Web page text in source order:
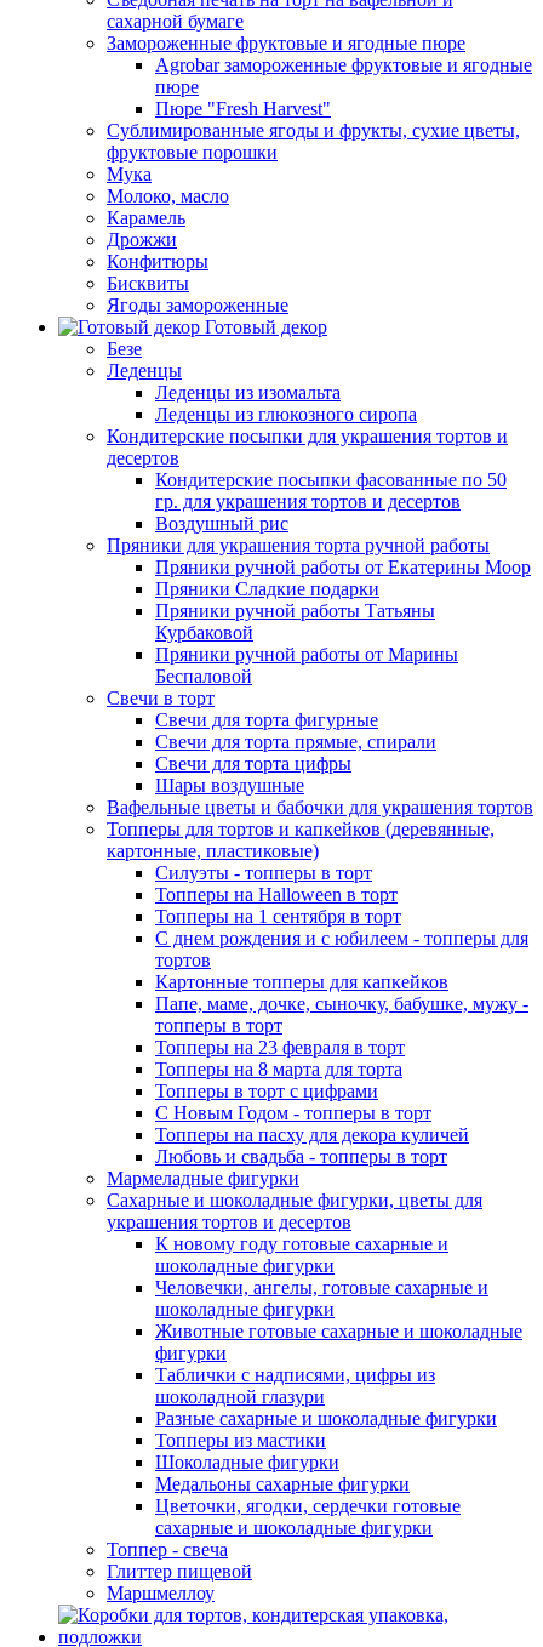
сахарной бумаге
Замороженные фруктовые и ягодные пюре
Agrobar замороженные фруктовые и ягодные
пюре
Пюре "Fresh Harvest"
Сублимированные ягоды и фрукты, сухие цветы,
фруктовые порошки
Мука
Молоко, масло
Карамель
Дрожжи
Конфитюры
Бисквиты
Ягоды замороженные
Готовый декор
Безе
Леденцы
Леденцы из изомальта
Леденцы из глюкозного сиропа
Кондитерские посыпки для украшения тортов и
десертов
Кондитерские посыпки фасованные по 50
гр. для украшения тортов и десертов
Воздушный рис
Пряники для украшения торта ручной работы
Пряники ручной работы от Екатерины Моор
Пряники Сладкие подарки
Пряники ручной работы Татьяны
Курбаковой
Пряники ручной работы от Марины
Беспаловой
Свечи в торт
Свечи для торта фигурные
Свечи для торта прямые, спирали
Свечи для торта цифры
Шары воздушные
Вафельные цветы и бабочки для украшения тортов
Топперы для тортов и капкейков (деревянные,
картонные, пластиковые)
Силуэты - топперы в торт
Топперы на Halloween в торт
Топперы на 1 сентября в торт
С днем рождения и с юбилеем - топперы для
тортов
Картонные топперы для капкейков
Папе, маме, дочке, сыночку, бабушке, мужу -
топперы в торт
Топперы на 23 февраля в торт
Топперы на 8 марта для торта
Топперы в торт с цифрами
С Новым Годом - топперы в торт
Топперы на пасху для декора куличей
Любовь и свадьба - топперы в торт
Мармеладные фигурки
Сахарные и шоколадные фигурки, цветы для
украшения тортов и десертов
К новому году готовые сахарные и
шоколадные фигурки
Человечки, ангелы, готовые сахарные и
шоколадные фигурки
Животные готовые сахарные и шоколадные
фигурки
Таблички с надписями, цифры из
шоколадной глазури
Разные сахарные и шоколадные фигурки
Топперы из мастики
Шоколадные фигурки
Медальоны сахарные фигурки
Цветочки, ягодки, сердечки готовые
сахарные и шоколадные фигурки
Топпер - свеча
Глиттер пищевой
Маршмеллоу